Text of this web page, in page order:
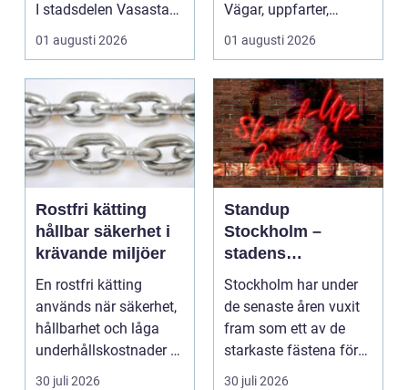
I stadsdelen Vasastan
har utvecklingen gå...
01 augusti 2026
Vägar, uppfarter,
parkeringar och
gångvägar...
01 augusti 2026
Rostfri kätting
hållbar säkerhet i
krävande miljöer
En rostfri kätting
används när säkerhet,
hållbarhet och låga
underhållskostnader är
viktigare än läg...
30 juli 2026
Standup
Stockholm –
stadens
vardagsrum för
skratt
Stockholm har under
de senaste åren vuxit
fram som ett av de
starkaste fästena för
s...
30 juli 2026